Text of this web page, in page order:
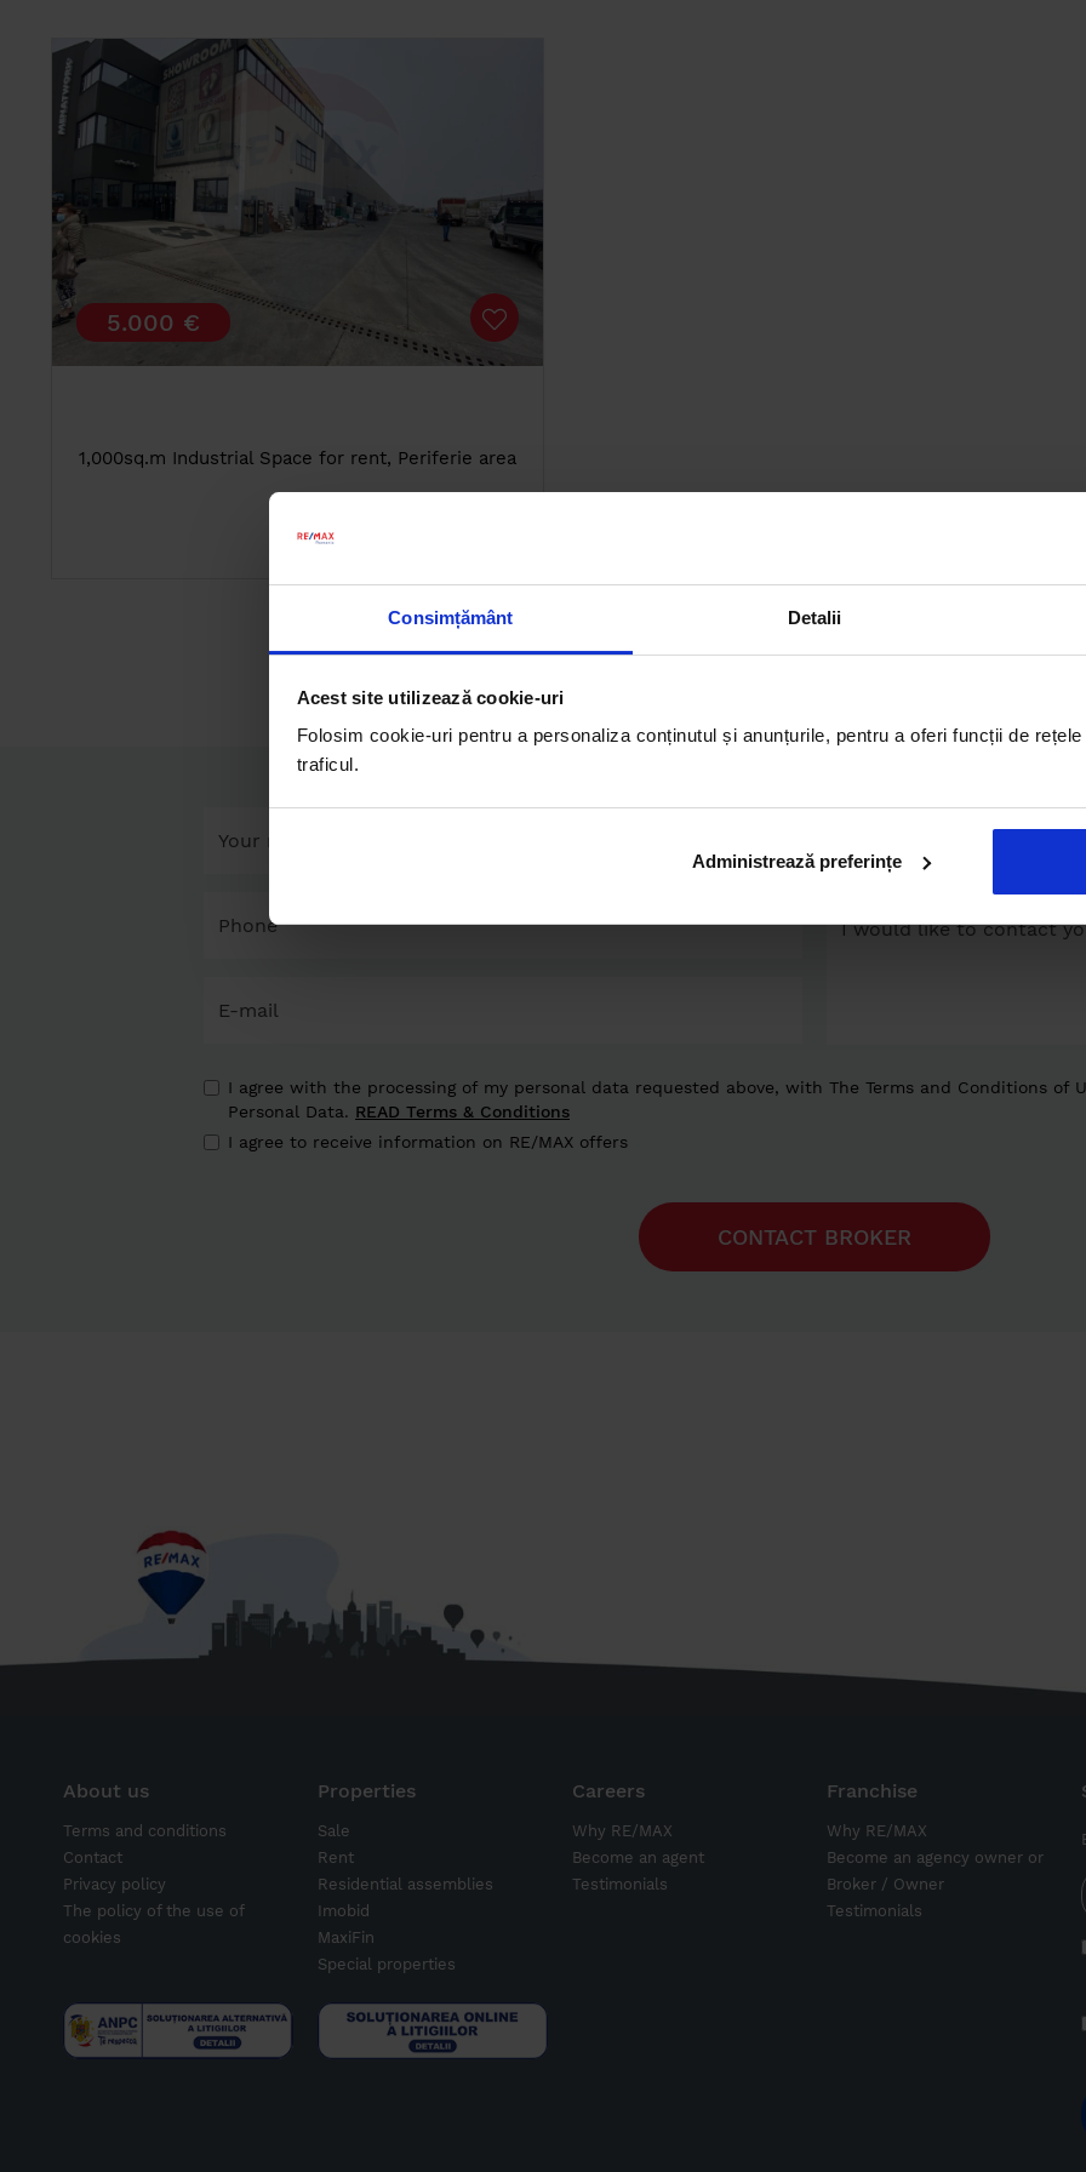
Consimțământ Detalii
Acest site utilizează cookie-uri
Folosim cookie-uri pentru a personaliza conținutul și anunțurile, pentru a oferi funcții de
traficul.
Administrează preferințe
5.000 €
1,000sq.m Industrial Space for rent, Periferie area
Contactează-mă!
I want to buy / rent ?
I agree with the processing of my personal data requested above, with The Terms and Conditions of
Personal Data. READ Terms & Conditions
I agree to receive information on RE/MAX offers
CONTACT BROKER
About us
Terms and conditions
Contact
Privacy policy
The policy of the use of
cookies
Properties
Sale
Rent
Residential assemblies
Imobid
MaxiFin
Special properties
Careers
Why RE/MAX
Become an agent
Testimonials
Franchise
Why RE/MAX
Become an agency owner or
Broker / Owner
Testimonials